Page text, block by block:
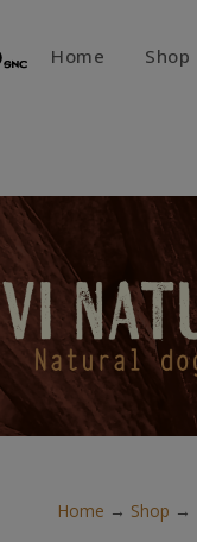
Home Shop
Home → Shop →